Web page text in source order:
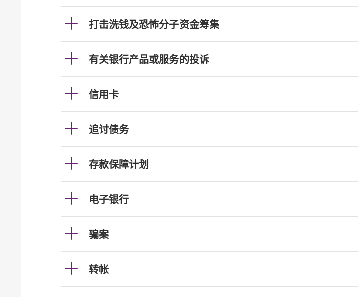
打击洗钱及恐怖分子资金筹集
有关银行产品或服务的投诉
信用卡
追讨债务
存款保障计划
电子银行
骗案
转帐